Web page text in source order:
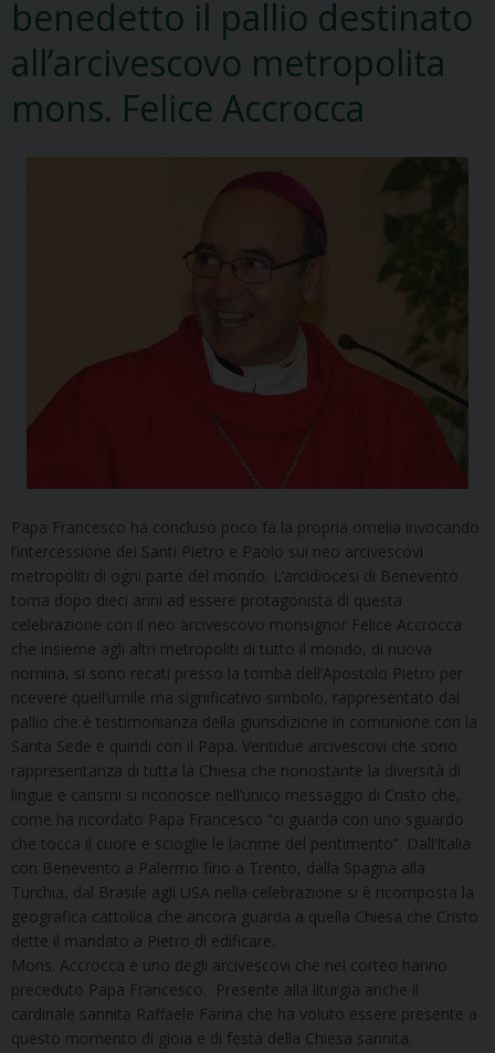
benedetto il pallio destinato
all’arcivescovo metropolita
mons. Felice Accrocca
Papa Francesco ha concluso poco fa la propria omelia invocando
l’intercessione dei Santi Pietro e Paolo sui neo arcivescovi
metropoliti di ogni parte del mondo. L’arcidiocesi di Benevento
torna dopo dieci anni ad essere protagonista di questa
celebrazione con il neo arcivescovo monsignor Felice Accrocca
che insieme agli altri metropoliti di tutto il mondo, di nuova
nomina, si sono recati presso la tomba dell’Apostolo Pietro per
ricevere quell’umile ma significativo simbolo, rappresentato dal
pallio che è testimonianza della giurisdizione in comunione con la
Santa Sede e quindi con il Papa. Ventidue arcivescovi che sono
rappresentanza di tutta la Chiesa che nonostante la diversità di
lingue e carismi si riconosce nell’unico messaggio di Cristo che,
come ha ricordato Papa Francesco “ci guarda con uno sguardo
che tocca il cuore e scioglie le lacrime del pentimento”. Dall’Italia
con Benevento a Palermo fino a Trento, dalla Spagna alla
Turchia, dal Brasile agli USA nella celebrazione si è ricomposta la
geografica cattolica che ancora guarda a quella Chiesa che Cristo
dette il mandato a Pietro di edificare.
Mons. Accrocca è uno degli arcivescovi che nel corteo hanno
preceduto Papa Francesco. Presente alla liturgia anche il
cardinale sannita Raffaele Farina che ha voluto essere presente a
questo momento di gioia e di festa della Chiesa sannita.